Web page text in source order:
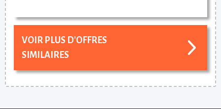
VOIR PLUS D'OFFRES
SIMILAIRES